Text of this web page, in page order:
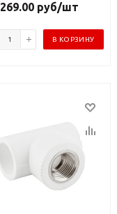
269.00руб/шт
В КОРЗИНУ